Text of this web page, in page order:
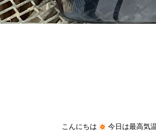
こんにちは
今日は最高気